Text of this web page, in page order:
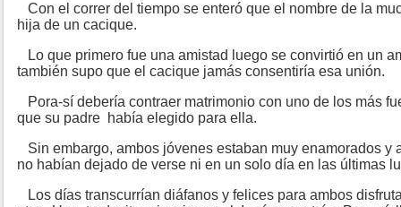
Con el correr del tiempo se enteró que el nombre de la
hija de un cacique.
Lo que primero fue una amistad luego se convirtió en un
también supo que el cacique jamás consentiría esa unión.
Pora-sí debería contraer matrimonio con uno de los más
que su padre había elegido para ella.
Sin embargo, ambos jóvenes estaban muy enamorados y
no habían dejado de verse ni en un solo día en las últimas
Los días transcurrían diáfanos y felices para ambos